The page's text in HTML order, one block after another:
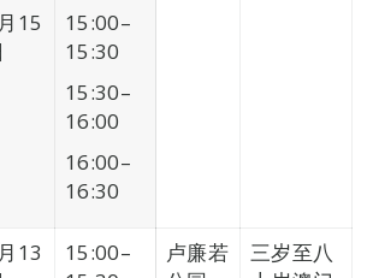
15
15:00–
15:30
15:30–
16:00
16:00–
16:30
13
15:00–
卢廉若
三岁至八